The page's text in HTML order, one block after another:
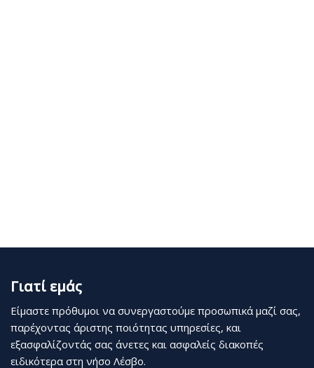
Γιατί εμάς
Είμαστε πρόθυμοι να συνεργαστούμε προσωπικά μαζί σας,
παρέχοντας άριστης ποιότητας υπηρεσίες, και
εξασφαλίζοντάς σας άνετες και ασφαλείς διακοπές
ειδικότερα στη νήσο Λέσβο.